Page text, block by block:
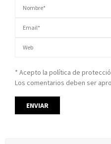
* Acepto la política de
Los comentarios deben ser